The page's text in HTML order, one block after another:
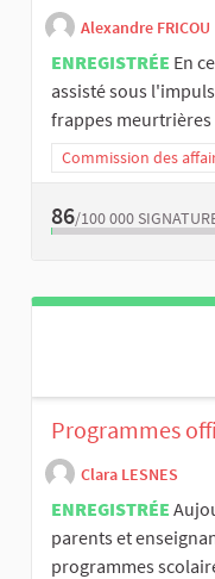
Alexandre FRICOU
ENREGISTRÉE En
assisté sous
frappes meurtrières
Commission des
86/100 000
Programmes
Clara LESNES
ENREGISTRÉE
parents et
programmes